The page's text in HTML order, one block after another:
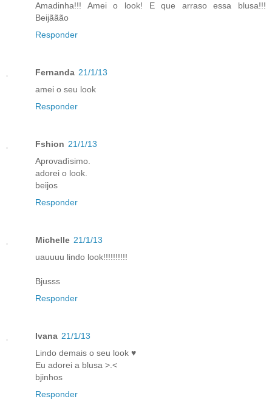
Amadinha!!! Amei o look! E que arraso essa blusa!!!
Beijããão
Responder
Fernanda 21/1/13
amei o seu look
Responder
Fshion 21/1/13
Aprovadìsimo.
adorei o look.
beijos
Responder
Michelle 21/1/13
uauuuu lindo look!!!!!!!!!!
Bjusss
Responder
Ivana 21/1/13
Lindo demais o seu look ♥
Eu adorei a blusa >.<
bjinhos
Responder